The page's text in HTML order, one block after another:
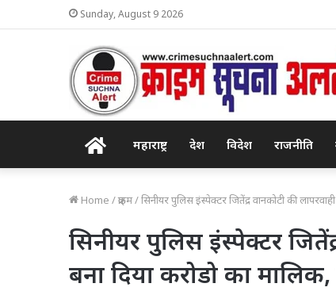
Sunday, August 9 2026
Homeमहाराष्ट्र देश विदेश राजनीति
Home /क्राइम/सिनीयर पुलिस इंस्पेक्टर जितेंद्र वानकोटी की
सिनीयर पुलिस इंस्पेक्टर
बना दिया करोडो का